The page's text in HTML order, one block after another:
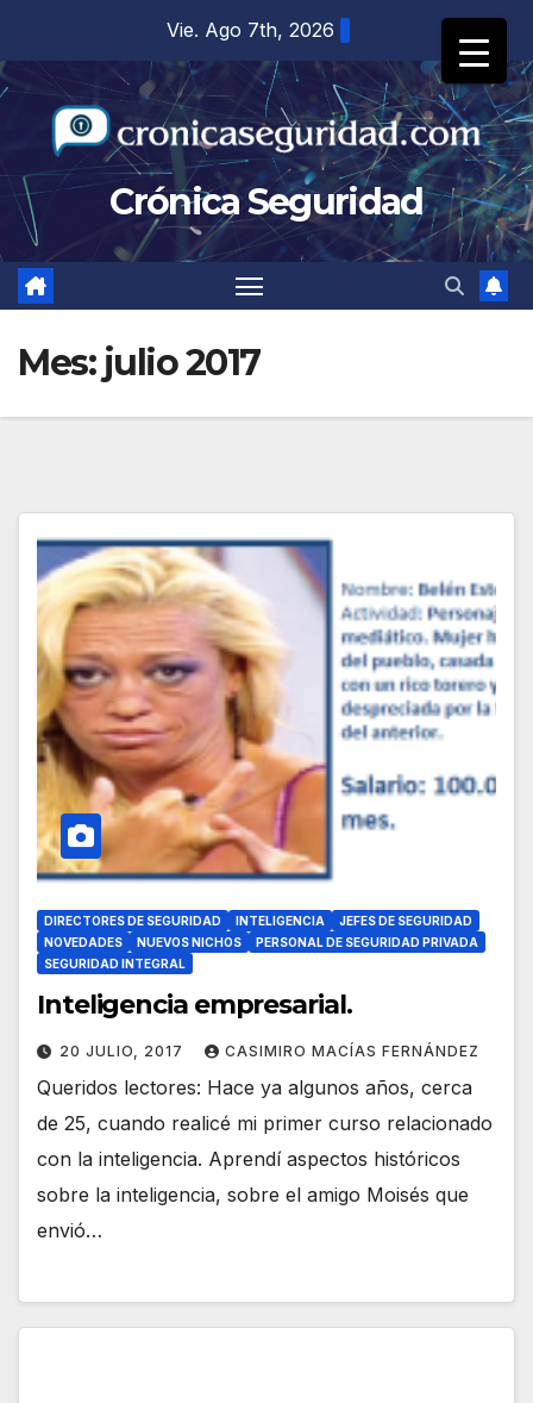
contenido
Vie. Ago 7th, 2026
Crónica Seguridad
Mes: julio 2017
DIRECTORES DE SEGURIDAD INTELIGENCIA
JEFES DE SEGURIDAD
NOVEDADES
NUEVOS NICHOS
PERSONAL DE SEGURIDAD PRIVADA
SEGURIDAD INTEGRAL
Inteligencia empresarial.
20 JULIO, 2017 CASIMIRO MACÍAS FERNÁNDEZ
Queridos lectores: Hace ya algunos años, cerca
de 25, cuando realicé mi primer curso relacionado
con la inteligencia. Aprendí aspectos históricos
sobre la inteligencia, sobre el amigo Moisés que
envió…